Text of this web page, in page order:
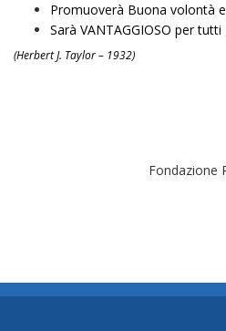
Promuoverà Buona volontà
Sarà VANTAGGIOSO per
(Herbert J. Taylor – 1932)
Fondazione